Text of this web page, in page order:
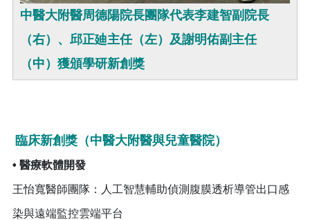
中醫大附醫周德陽院長團隊代表李建智副院長
（右）、邱正廸主任（左）及謝明佑副主任
（中）獲頒學研新創獎
臨床新創獎（中醫大附醫與兒童醫院）
• 醫療軟體開發
王怡寬醫師團隊：人工智慧輔助偵測腹膜透析導管出口感
染與遠端監控雲端平台